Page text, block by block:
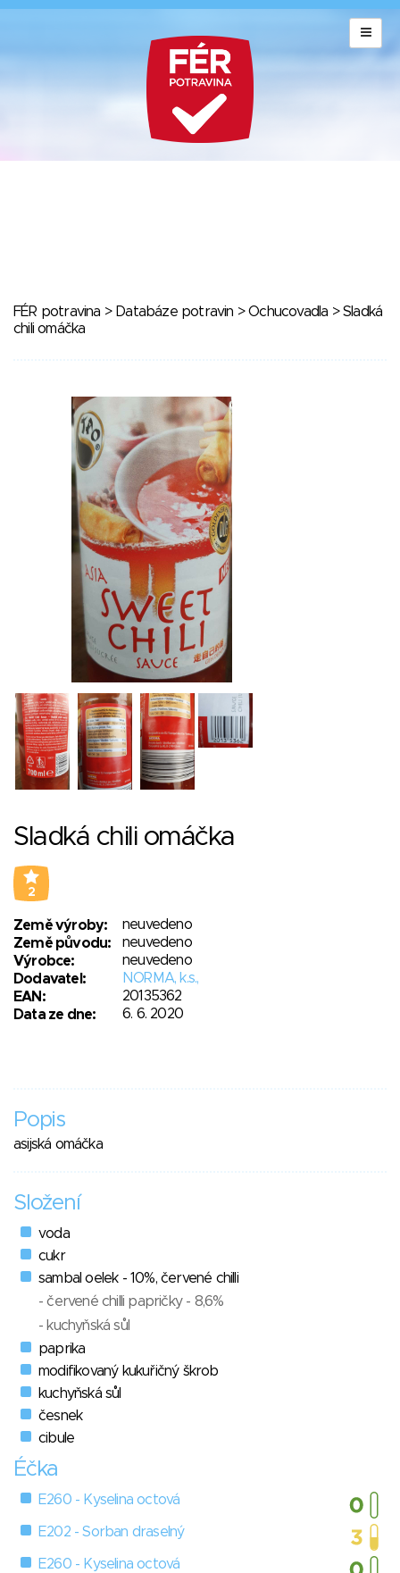
FÉR potravina > Databáze potravin >Ochucovadla > Sladká
chili omáčka
Sladká chili omáčka
2
Země výroby:
neuvedeno
Země původu:
neuvedeno
Výrobce:
neuvedeno
Dodavatel:
NORMA, k.s.,
EAN:
20135362
Data ze dne:
6. 6. 2020
Popis
asijská omáčka
Složení
voda
cukr
sambal oelek - 10%, červené chilli
- červené chilli papričky - 8,6%
- kuchyňská sůl
paprika
modifikovaný kukuřičný škrob
kuchyňská sůl
česnek
cibule
Éčka
E260 - Kyselina octová
E202 - Sorban draselný
E260 - Kyselina octová